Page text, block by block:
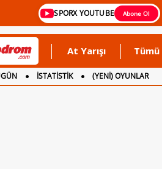
SPORX YOUTUBE Abone Ol
At Yarışı Tümü
İSTATİSTİK
(YENİ) OYUNLAR